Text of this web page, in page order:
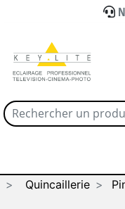
Quincaillerie